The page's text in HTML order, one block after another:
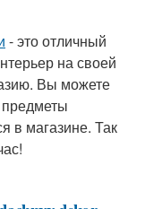
- это отличный
на своей
Вы можете
в магазине. Так